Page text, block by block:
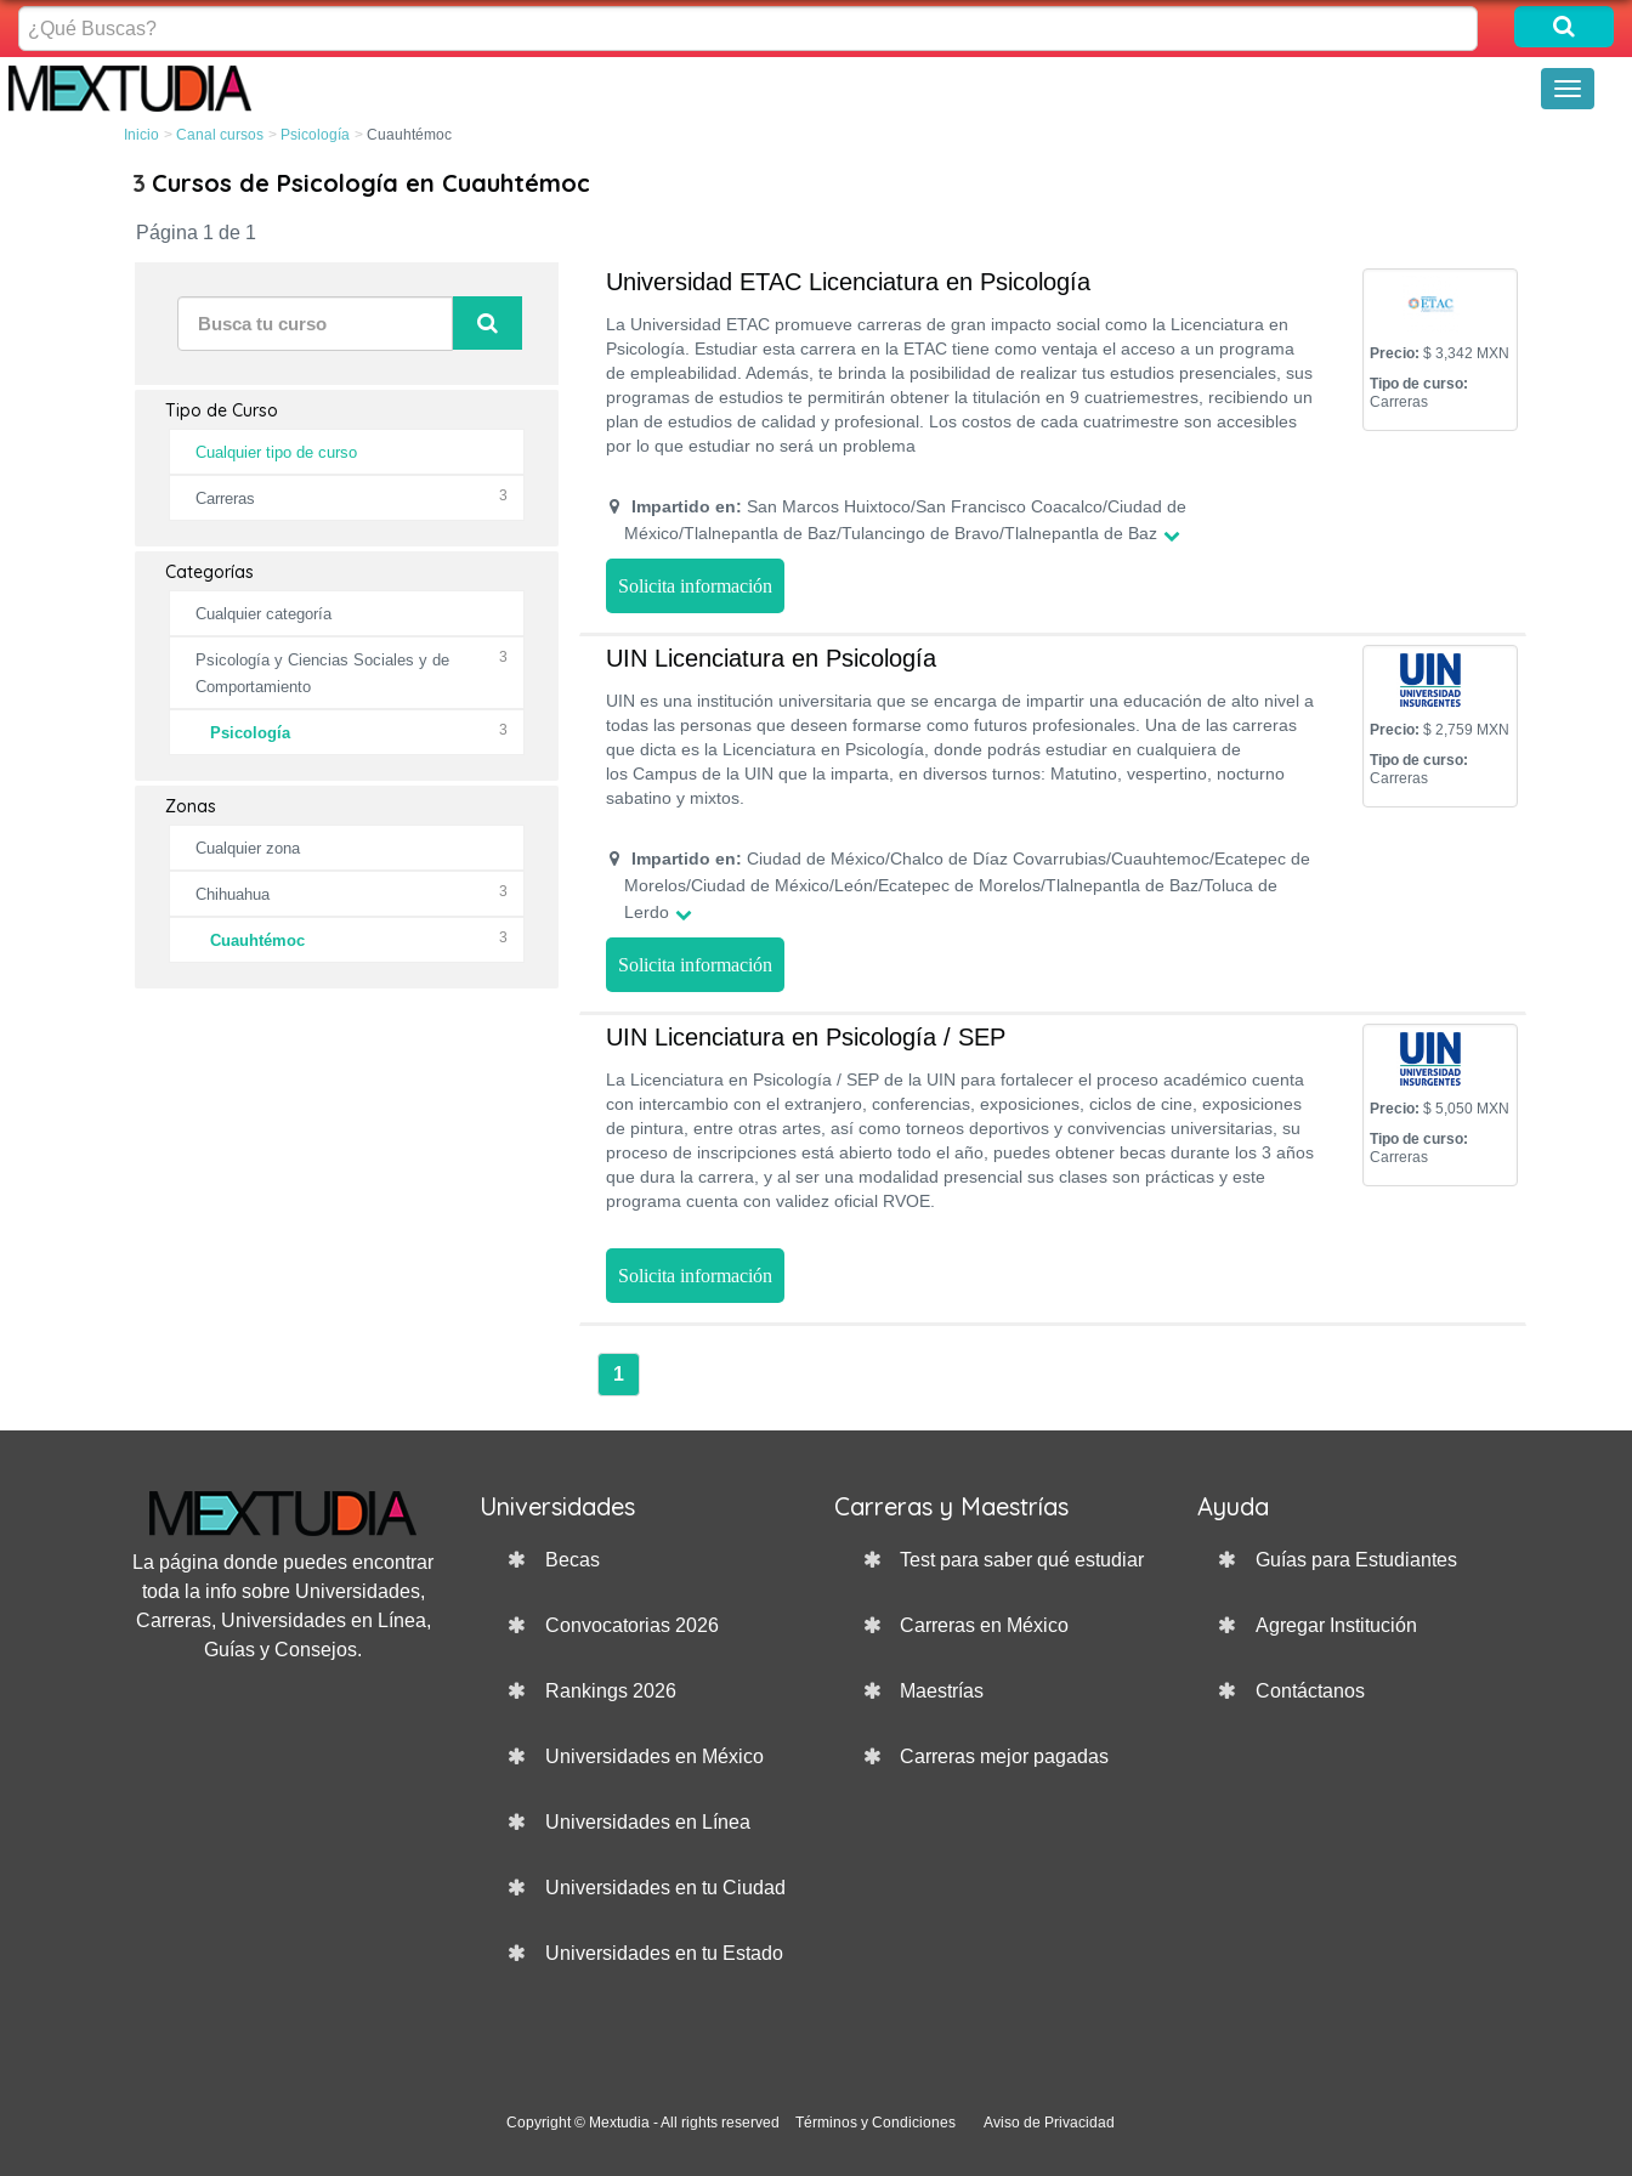
¿Qué
Buscas?
Toggle
Inicio Canal cursos Psicología Cuauhtémoc
3 Cursos de Psicología en Cuauhtémoc
Página 1 de 1
Tipo de Curso
Cualquier tipo de curso
Carreras 3
Categorías
Cualquier categoría
Psicología y Ciencias Sociales y de
Comportamiento
3
Psicología 3
Zonas
Cualquier zona
Chihuahua 3
Cuauhtémoc 3
Universidad ETAC Licenciatura en Psicología
La Universidad ETAC promueve carreras de gran impacto social como la Licenciatura en
Psicología. Estudiar esta carrera en la ETAC tiene como ventaja el acceso a un programa
de empleabilidad. Además, te brinda la posibilidad de realizar tus estudios presenciales, sus
programas de estudios te permitirán obtener la titulación en 9 cuatriemestres, recibiendo un
plan de estudios de calidad y profesional. Los costos de cada cuatrimestre son accesibles
por lo que estudiar no será un problema
Impartido en: San Marcos Huixtoco/San Francisco Coacalco/Ciudad de
México/Tlalnepantla de Baz/Tulancingo de Bravo/Tlalnepantla de Baz
Precio: $ 3,342 MXN
Tipo de curso:
Carreras
Solicita información
UIN Licenciatura en Psicología
UIN es una institución universitaria que se encarga de impartir una educación de alto nivel a
todas las personas que deseen formarse como futuros profesionales. Una de las carreras
que dicta es la Licenciatura en Psicología, donde podrás estudiar en cualquiera de
los Campus de la UIN que la imparta, en diversos turnos: Matutino, vespertino, nocturno
sabatino y mixtos.
Impartido en: Ciudad de México/Chalco de Díaz Covarrubias/Cuauhtemoc/Ecatepec de
Morelos/Ciudad de México/León/Ecatepec de Morelos/Tlalnepantla de Baz/Toluca de
Lerdo
Precio: $ 2,759 MXN
Tipo de curso:
Carreras
Solicita información
UIN Licenciatura en Psicología / SEP
La Licenciatura en Psicología / SEP de la UIN para fortalecer el proceso académico cuenta
con intercambio con el extranjero, conferencias, exposiciones, ciclos de cine, exposiciones
de pintura, entre otras artes, así como torneos deportivos y convivencias universitarias, su
proceso de inscripciones está abierto todo el año, puedes obtener becas durante los 3 años
que dura la carrera, y al ser una modalidad presencial sus clases son prácticas y este
programa cuenta con validez oficial RVOE.
Precio: $ 5,050 MXN
Tipo de curso:
Carreras
Solicita información
1
La página donde puedes encontrar
toda la info sobre Universidades,
Carreras, Universidades en Línea,
Guías y Consejos.
Universidades
Becas
Convocatorias 2026
Rankings 2026
Universidades en México
Universidades en Línea
Universidades en tu Ciudad
Universidades en tu Estado
Carreras y Maestrías
Test para saber qué estudiar
Carreras en México
Maestrías
Carreras mejor pagadas
Ayuda
Guías para Estudiantes
Agregar Institución
Contáctanos
Copyright © Mextudia - All rights reserved Términos y Condiciones Aviso de Privacidad